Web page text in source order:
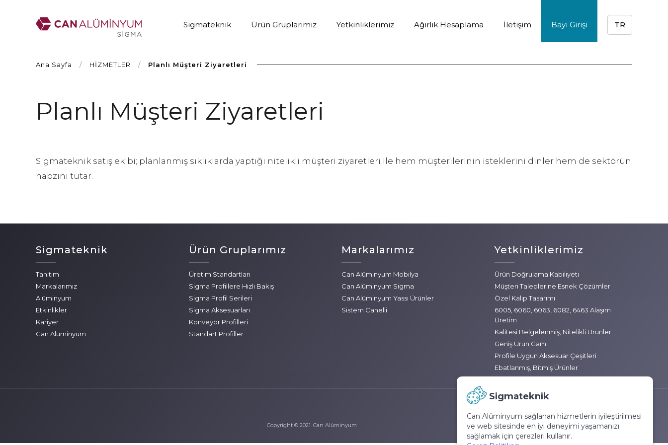
TR
Sigmateknik Ürün Gruplarımız Yetkinliklerimiz Ağırlık Hesaplama İletişim Bayi Girişi
Ana Sayfa / HİZMETLER / Planlı Müşteri Ziyaretleri
Planlı Müşteri Ziyaretleri
Sigmateknik satış ekibi; planlanmış sıklıklarda yaptığı nitelikli müşteri ziyaretleri ile hem müşterilerinin isteklerini dinler hem de sektörün
nabzını tutar.
Sigmateknik
Tanıtım
Markalarımız
Alüminyum
Etkinlikler
Kariyer
Can Alüminyum
Ürün Gruplarımız
Üretim Standartları
Sigma Profillere Hızlı Bakış
Sigma Profil Serileri
Sigma Aksesuarları
Konveyör Profilleri
Standart Profiller
Markalarımız
Can Alüminyum Mobilya
Can Alüminyum Sigma
Can Alüminyum Yassı Ürünler
Sistem Canelli
Yetkinliklerimiz
Ürün Doğrulama Kabiliyeti
Müşteri Taleplerine Esnek Çözümler
Özel Kalıp Tasarımı
6005, 6060, 6063, 6082, 6463 Alaşım
Üretim
Kalitesi Belgelenmiş, Nitelikli Ürünler
Geniş Ürün Gamı
Profile Uygun Aksesuar Çeşitleri
Ebatlanmış, Bitmiş Ürünler
Copyright © 2021. Can Alüminyum
Sigmateknik
Can Alüminyum sağlanan hizmetlerin iyileştirilmesi
ve web sitesinde en iyi deneyimi yaşamanızı
sağlamak için çerezleri kullanır.